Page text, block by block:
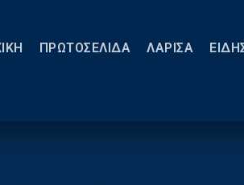
ΠΡΩΤΟΣΕΛΙΔΑ ΛΑΡΙΣΑ